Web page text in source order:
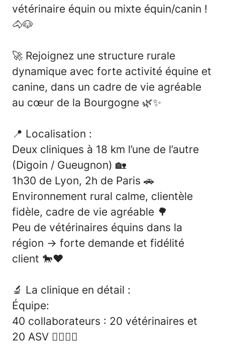
vétérinaire équin ou mixte équin/canin !
🐴🐶
🚀 Rejoignez une structure rurale
dynamique avec forte activité équine et
canine, dans un cadre de vie agréable
au cœur de la Bourgogne 🌿✨
📍 Localisation :
Deux cliniques à 18 km l’une de l’autre
(Digoin / Gueugnon) 🏡
1h30 de Lyon, 2h de Paris 🚗
Environnement rural calme, clientèle
fidèle, cadre de vie agréable 🌳
Peu de vétérinaires équins dans la
région → forte demande et fidélité
client 🐎❤️
🔬 La clinique en détail :
Équipe:
40 collaborateurs : 20 vétérinaires et
20 ASV 👩‍⚕️👨‍⚕️